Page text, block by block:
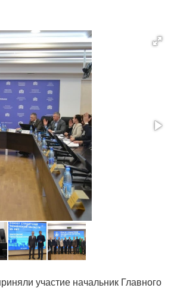
участие начальник Главного